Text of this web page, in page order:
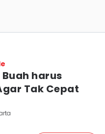
harus
Tak Cepat